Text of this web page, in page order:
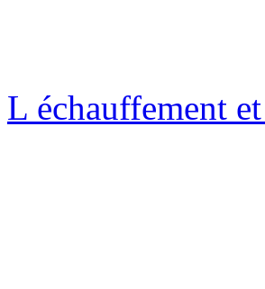
L échauffement